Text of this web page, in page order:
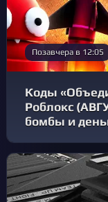
Позавчера в 12:05
Коды
Роблокс
бомбы и